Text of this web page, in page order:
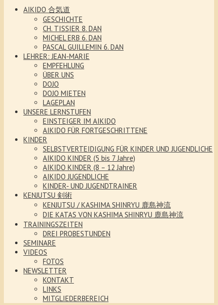
AIKIDO 合気道
GESCHICHTE
CH. TISSIER 8. DAN
MICHEL ERB 6. DAN
PASCAL GUILLEMIN 6. DAN
LEHRER: JEAN-MARIE
EMPFEHLUNG
ÜBER UNS
DOJO
DOJO MIETEN
LAGEPLAN
UNSERE LERNSTUFEN
EINSTEIGER IM AIKIDO
AIKIDO FÜR FORTGESCHRITTENE
KINDER
SELBSTVERTEIDIGUNG FÜR KINDER UND JUGENDLICHE
AIKIDO KINDER (5 bis 7 Jahre)
AIKIDO KINDER (8 – 12 Jahre)
AIKIDO JUGENDLICHE
KINDER- UND JUGENDTRAINER
KENJUTSU 剣術
KENJUTSU / KASHIMA SHINRYU 鹿島神流
DIE KATAS VON KASHIMA SHINRYU 鹿島神流
TRAININGSZEITEN
DREI PROBESTUNDEN
SEMINARE
VIDEOS
FOTOS
NEWSLETTER
KONTAKT
LINKS
MITGLIEDERBEREICH